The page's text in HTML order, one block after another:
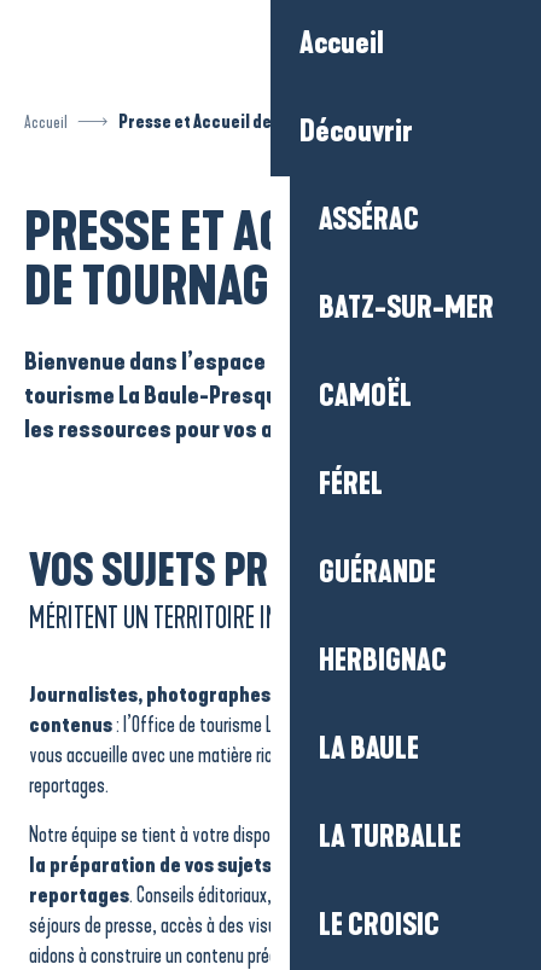
Accueil
Découvrir
ASSÉRAC
BATZ-SUR-MER
CAMOËL
FÉREL
GUÉRANDE
HERBIGNAC
LA BAULE
LA TURBALLE
LE CROISIC
Accueil Presse et Accueil de tournages
PRESSE ET ACCUEIL
DE TOURNAGES
Bienvenue dans l’espace presse de l’Office de
tourisme La Baule-Presqu’île de Guérande : toutes
les ressources pour vos articles et reportages.
VOS SUJETS PRESSE
MÉRITENT UN TERRITOIRE INSPIRANT
Journalistes, photographes, blogueurs ou créateurs de
contenus: l’Office de tourisme La Baule-Presqu’île de Guérande
vous accueille avec une matière riche et variée pour nourrir vos
reportages.
Notre équipe se tient à votre disposition pour vous guider dans
la préparation de vos sujets et l’organisation de vos
reportages. Conseils éditoriaux, contacts locaux, organisation de
séjours de presse, accès à des visuels libres de droits : nous vous
aidons à construire un contenu précis, documenté et adapté à vos